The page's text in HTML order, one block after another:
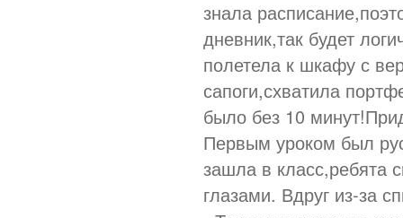
знала
дневник,так будет
полетела к шкафу с
сапоги,схватила
было без 10
Первым уроком был
зашла в класс,ребята
глазами. Вдруг из-за